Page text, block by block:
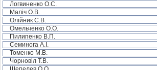
Логвиненко О.С.
Маліч О.В.
Олійник С.В.
Омельченко О.О.
Пилипенко В.П.
Семинога А.І.
Томенко М.В.
Чорновіл Т.В.